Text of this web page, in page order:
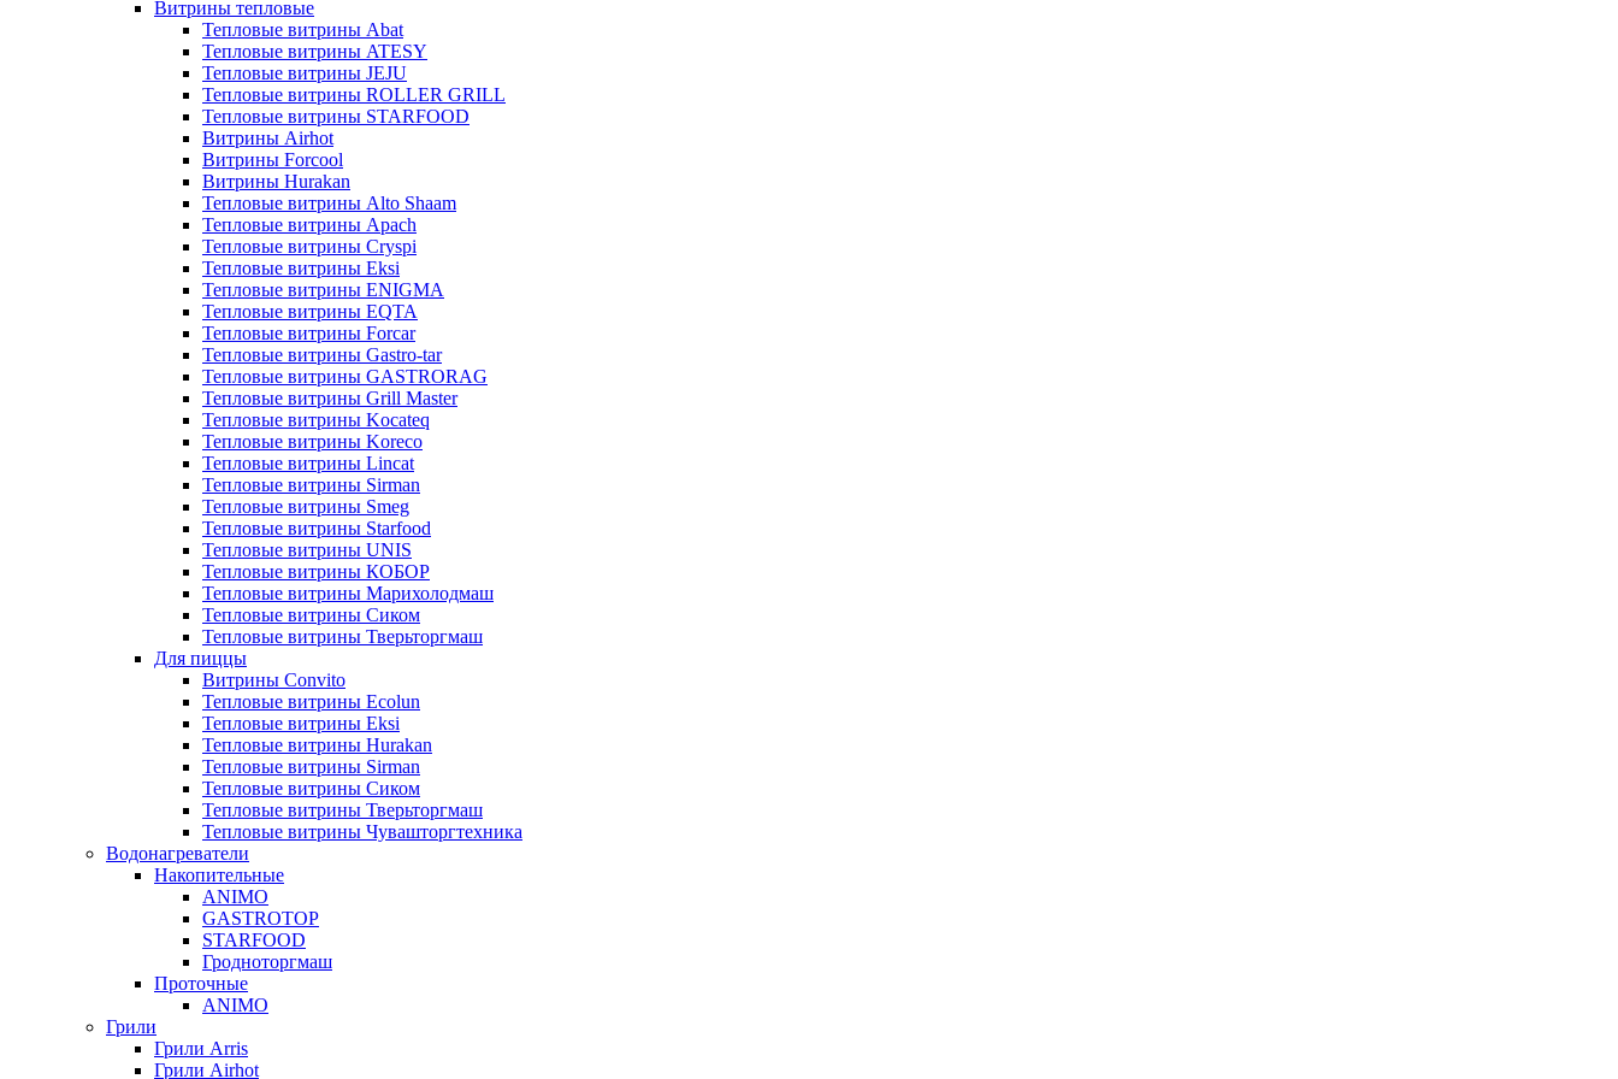
Витрины тепловые
Тепловые витрины Abat
Тепловые витрины ATESY
Тепловые витрины JEJU
Тепловые витрины ROLLER GRILL
Тепловые витрины STARFOOD
Витрины Airhot
Витрины Forcool
Витрины Hurakan
Тепловые витрины Alto Shaam
Тепловые витрины Apach
Тепловые витрины Cryspi
Тепловые витрины Eksi
Тепловые витрины ENIGMA
Тепловые витрины EQTA
Тепловые витрины Forcar
Тепловые витрины Gastro-tar
Тепловые витрины GASTRORAG
Тепловые витрины Grill Master
Тепловые витрины Kocateq
Тепловые витрины Koreco
Тепловые витрины Lincat
Тепловые витрины Sirman
Тепловые витрины Smeg
Тепловые витрины Starfood
Тепловые витрины UNIS
Тепловые витрины КОБОР
Тепловые витрины Марихолодмаш
Тепловые витрины Сиком
Тепловые витрины Тверьторгмаш
Для пиццы
Витрины Convito
Тепловые витрины Ecolun
Тепловые витрины Eksi
Тепловые витрины Hurakan
Тепловые витрины Sirman
Тепловые витрины Сиком
Тепловые витрины Тверьторгмаш
Тепловые витрины Чувашторгтехника
Водонагреватели
Накопительные
ANIMO
GASTROTOP
STARFOOD
Гродноторгмаш
Проточные
ANIMO
Грили
Грили Arris
Грили Airhot